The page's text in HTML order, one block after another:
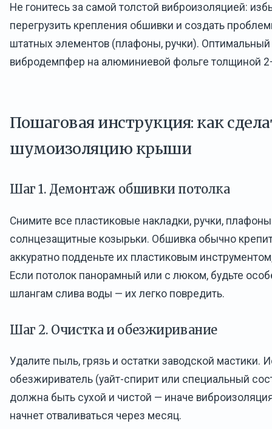
Не гонитесь за самой толстой виброизоляцией:
перегрузить крепления обшивки и создать
штатных элементов (плафоны, ручки). Оптимальный
вибродемпфер на алюминиевой фольге толщиной
Пошаговая инструкция: как
шумоизоляцию крыши
Шаг 1. Демонтаж обшивки потолка
Снимите все пластиковые накладки, ручки,
солнцезащитные козырьки. Обшивка обычно
аккуратно подденьте их пластиковым
Если потолок панорамный или с люком, будьте
шлангам слива воды — их легко повредить.
Шаг 2. Очистка и обезжиривание
Удалите пыль, грязь и остатки заводской мастики.
обезжириватель (уайт-спирит или специальный
должна быть сухой и чистой — иначе
начнет отваливаться через месяц.